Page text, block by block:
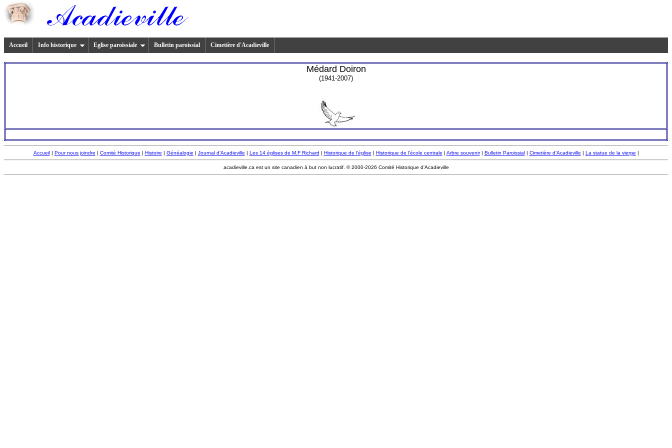
Accueil Info historique Eglise paroissiale Bulletin paroissial Cimetière d'Acadieville
Médard Doiron
(1941-2007)
Accueil| Pour nous joindre | Comité Historique | Histoire | Généalogie | Journal d'Acadieville | Les 14 églises de M.F Richard | Historique de l'église | Historique de l'école centrale | Arbre souvenir| Bulletin Paroissial| Cimetière d'Acadieville | La statue de la vierge |
acadieville.ca est un site canadien à but non lucratif. © 2000-2026 Comité Historique d'Acadieville